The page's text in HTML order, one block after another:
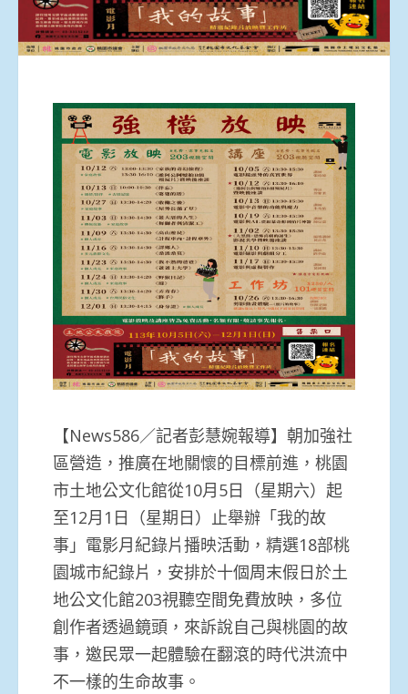
【News586／記者彭慧婉報導】朝加強社
區營造，推廣在地關懷的目標前進，桃園
市土地公文化館從10月5日（星期六）起
至12月1日（星期日）止舉辦「我的故
事」電影月紀錄片播映活動，精選18部桃
園城市紀錄片，安排於十個周末假日於土
地公文化館203視聽空間免費放映，多位
創作者透過鏡頭，來訴說自己與桃園的故
事，邀民眾一起體驗在翻滾的時代洪流中
不一樣的生命故事。